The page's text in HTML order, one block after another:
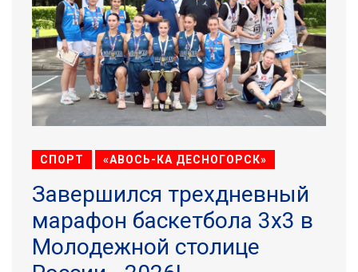
СПОРТ «АВОСЬ-КА ДЕСНОГОРСК»
Завершился трехдневный
марафон баскетбола 3х3 в
Молодежной столице